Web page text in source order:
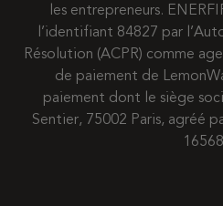
les entrepreneurs.
l’identifiant 84827 par
Résolution (ACPR) comme
de paiement de
paiement dont le siège
Sentier, 75002 Paris, agréé